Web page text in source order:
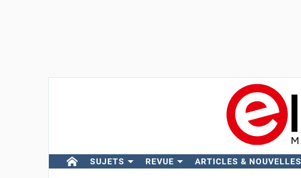
SUJETS REVUE ARTICLES & NOUVELLES